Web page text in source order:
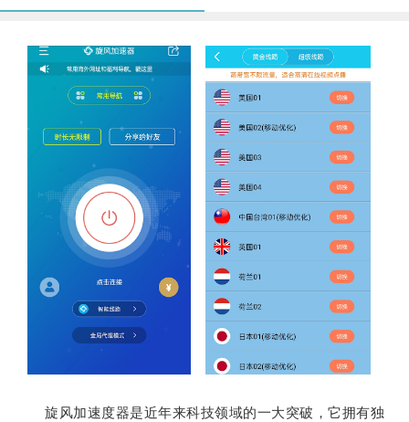
旋风加速度器是近年来科技领域的一大突破，它拥有独